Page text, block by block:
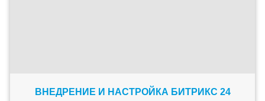
ВНЕДРЕНИЕ И НАСТРОЙКА БИТРИКС 24